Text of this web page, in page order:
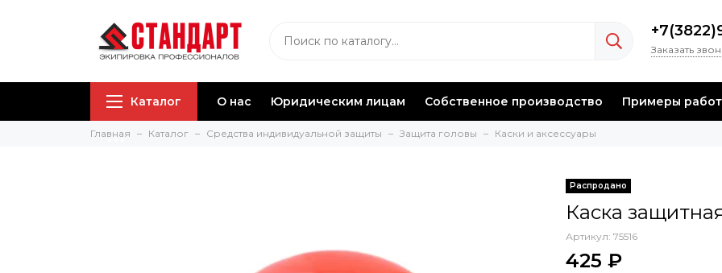
Заказать
Каталог О нас Юридическим лицам Собственное производство Примеры работ
Главная Каталог Средства индивидуальной защиты Защита головы Каски и аксессуары
Каска
Артикул: 75516
425 ₽